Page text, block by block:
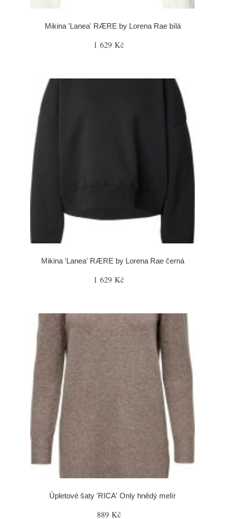
Mikina 'Lanea' RÆRE by Lorena Rae bílá
1 629 Kč
Mikina 'Lanea' RÆRE by Lorena Rae černá
1 629 Kč
Úpletové šaty 'RICA' Only hnědý melír
889 Kč